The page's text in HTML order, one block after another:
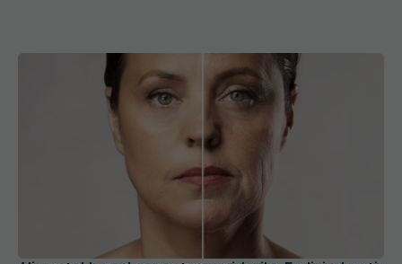
Alimentul banal care șterge ridurile. E elixirul anti-
ageing și reface structurile pielii